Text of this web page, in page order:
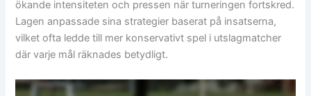
ökande intensiteten och pressen när turneringen fortskred.
Lagen anpassade sina strategier baserat på insatserna,
vilket ofta ledde till mer konservativt spel i utslagmatcher
där varje mål räknades betydligt.